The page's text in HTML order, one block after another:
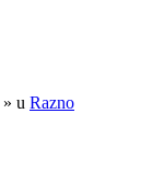
» u Razno